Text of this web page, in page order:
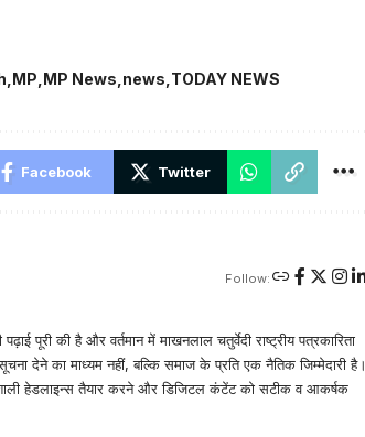
MP MP News news TODAY NEWS
Facebook Twitter
Follow:
पूरी की है और वर्तमान में माखनलाल चतुर्वेदी राष्ट्रीय पत्रकारिता
देने का माध्यम नहीं, बल्कि समाज के प्रति एक नैतिक जिम्मेदारी है।
हेडलाइन्स तैयार करने और डिजिटल कंटेंट को सटीक व आकर्षक